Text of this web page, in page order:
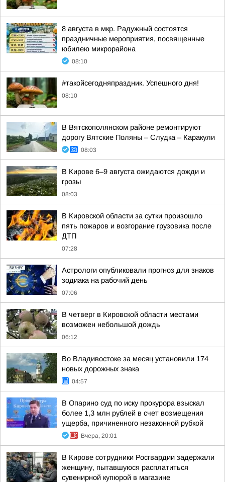
8 августа в мкр. Радужный состоятся
праздничные мероприятия, посвященные
юбилею микрорайона
08:10
#такойсегодняпраздник. Успешного дня!
08:10
В Вятскополянском районе ремонтируют
дорогу Вятские Поляны – Слудка – Каракули
08:03
В Кирове 6–9 августа ожидаются дожди и
грозы
08:03
В Кировской области за сутки произошло
пять пожаров и возгорание грузовика после
ДТП
07:28
Астрологи опубликовали прогноз для знаков
зодиака на рабочий день
07:06
В четверг в Кировской области местами
возможен небольшой дождь
06:12
Во Владивостоке за месяц установили 174
новых дорожных знака
04:57
В Опарино суд по иску прокурора взыскал
более 1,3 млн рублей в счет возмещения
ущерба, причиненного незаконной рубкой
Вчера, 20:01
В Кирове сотрудники Росгвардии задержали
женщину, пытавшуюся расплатиться
сувенирной купюрой в магазине